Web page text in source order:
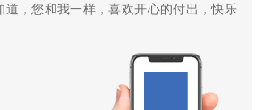
道，您和我一样，喜欢开心的付出，快乐